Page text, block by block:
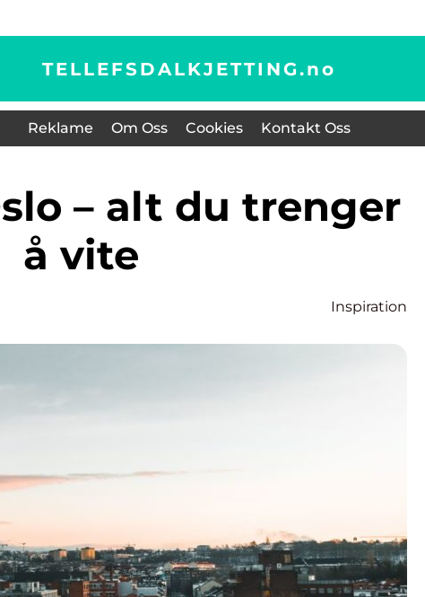
TELLEFSDALKJETTING.no
Reklame Om Oss Cookies Kontakt Oss
å vite
Inspiration